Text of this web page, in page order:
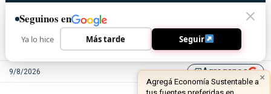
9/8/2026 library_addAgreganos
Seguinos en
Ya lo hice Más tarde Seguir